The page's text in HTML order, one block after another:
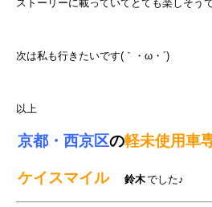
ストーリーに載っていてとても楽しそう
次は私も行きたいです(｀・ω・´)
以上
京都・西京区の軽未使用車
ケイスマイル 鈴木でした♪